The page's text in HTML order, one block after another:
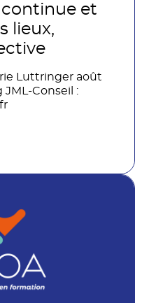
et
lieux,
Luttringer août